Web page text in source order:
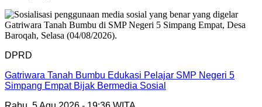
DPRD
Gatriwara Tanah Bumbu Edukasi Pelajar SMP Negeri 5
Simpang Empat Bijak Bermedia Sosial